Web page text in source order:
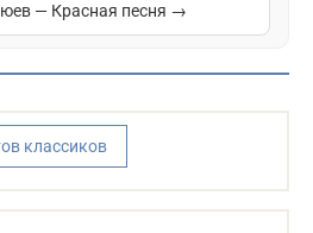
— Красная песня →
классиков